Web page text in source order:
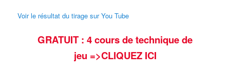
Voir le résultat du tirage sur You Tube
GRATUIT : 4 cours de technique de
jeu =>CLIQUEZ ICI